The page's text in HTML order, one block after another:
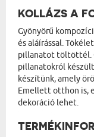
KOLLÁZS A
Gyönyörű
és aláírással.
pillanatot töltöttél.
pillanatokról
készítünk, amely
Emellett otthon is,
dekoráció lehet.